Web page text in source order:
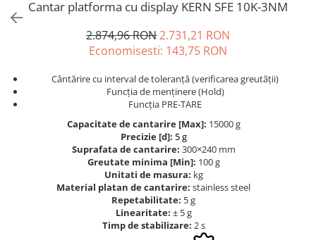
OIML F1
OIML M3
Greutati individuale
Masurare forta
Masurarea fortei - Digital
Testere pietre funerare
Masurare cuplu
Masurare cuplu pentru capace cu
Masurare cuplu pentru scule
Masurarea grosimii stratului
Masurarea grosimii stratului -
Masurarea grosimii materialului
Dispozitive display
Elemente de protectie
Kit pentru determinarea densitatii
Masa de cantarire
Modul de interfatare
Platforme de cantarire
Rampe si Rame din otel
Set calibrare temperatura
Tije pentru inaltime
Cantar platforma cu display KERN SFE 10K-3NM
2.874,96 RON2.731,21 RON
Economisesti: 143,75 RON
Cântărire cu interval de toleranță (verificarea greutății)
Funcția de menținere (Hold)
Funcția PRE-TARE
Capacitate de cantarire [Max]: 15000 g
Precizie [d]: 5 g
Suprafata de cantarire: 300×240 mm
Greutate minima [Min]: 100 g
Unitati de masura: kg
Material platan de cantarire: stainless steel
Repetabilitate: 5 g
Linearitate: ± 5 g
Timp de stabilizare: 2 s